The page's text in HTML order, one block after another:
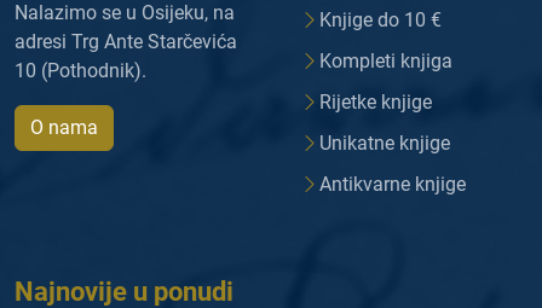
Nalazimo se u Osijeku, na
adresi Trg Ante Starčevića
10 (Pothodnik).
O nama
Knjige do 10 €
Kompleti knjiga
Rijetke knjige
Unikatne knjige
Antikvarne knjige
Najnovije u ponudi